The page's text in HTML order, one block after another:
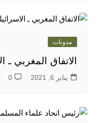
مدونات
الاتفاق المغربي
يناير 6, 2021 0